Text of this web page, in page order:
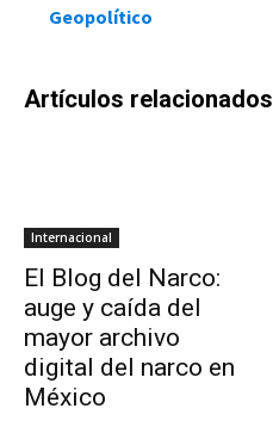
Geopolítico
Artículos relacionados
Internacional
El Blog del Narco:
auge y caída del
mayor archivo
digital del narco en
México